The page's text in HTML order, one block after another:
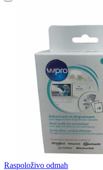
Raspoloživo odmah